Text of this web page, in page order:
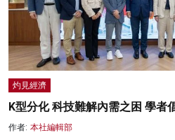
灼見經濟
K型分化 科技難解內需之困 學者
作者: 本社編輯部